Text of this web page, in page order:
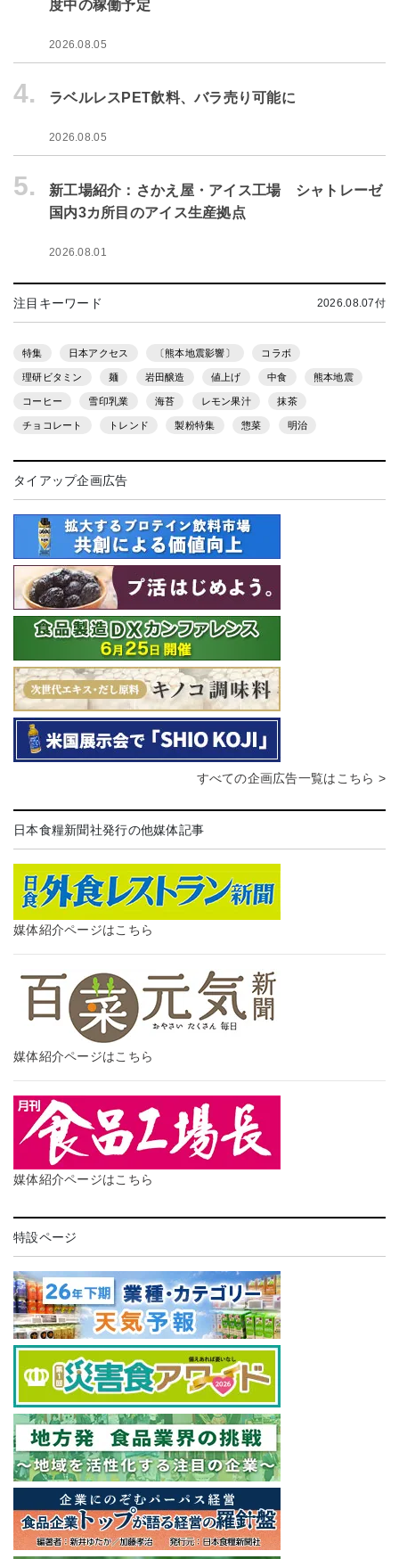
度中の稼働予定
2026.08.05
4. ラベルレスPET飲料、バラ売り可能に
2026.08.05
5.
新工場紹介：さかえ屋・アイス工場 シャトレーゼ
国内3カ所目のアイス生産拠点
2026.08.01
注目キーワード 2026.08.07付
特集 日本アクセス 〔熊本地震影響〕 コラボ
理研ビタミン 麺 岩田醸造 値上げ 中食 熊本地震
コーヒー 雪印乳業 海苔 レモン果汁 抹茶
チョコレート トレンド 製粉特集 惣菜 明治
タイアップ企画広告
すべての企画広告一覧はこちら >
日本食糧新聞社発行の他媒体記事
媒体紹介ページはこちら
媒体紹介ページはこちら
媒体紹介ページはこちら
特設ページ